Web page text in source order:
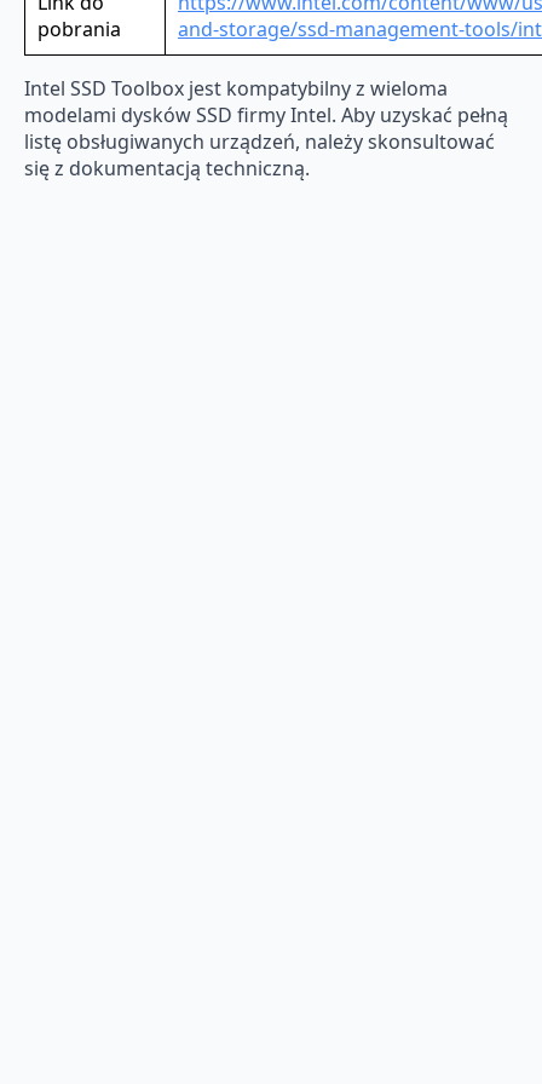
pobrania
and-storage/ssd-management-tools/
Intel SSD Toolbox jest kompatybilny z wieloma
modelami dysków SSD firmy Intel. Aby uzyskać pełną
listę obsługiwanych urządzeń, należy skonsultować
się z dokumentacją techniczną.